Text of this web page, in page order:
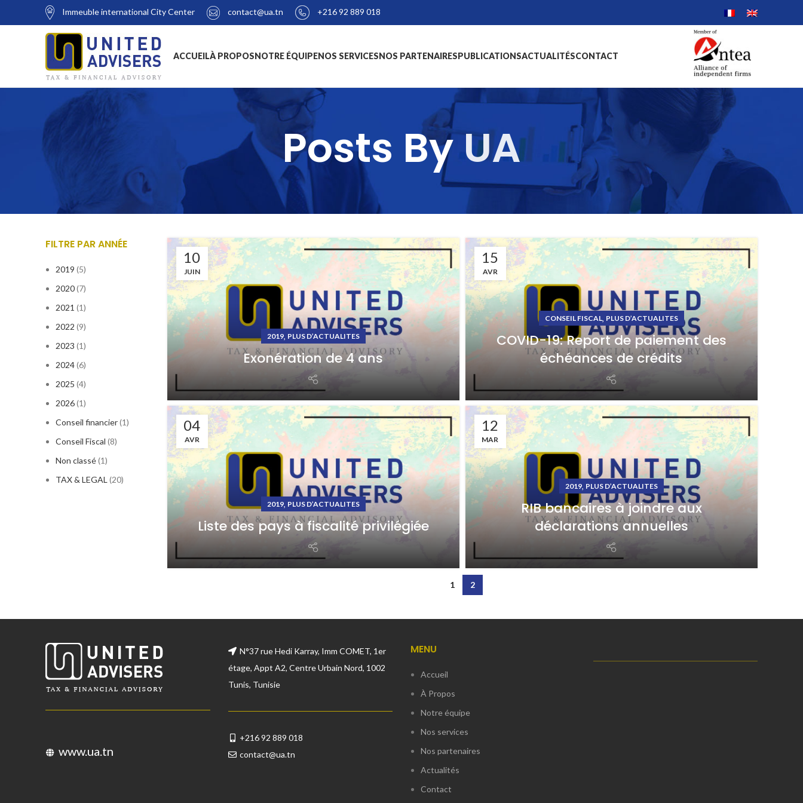
Immeuble international City Center contact@ua.tn +216 92 889 018
ACCUEILÀ PROPOSNOTRE ÉQUIPENOS SERVICESNOS PARTENAIRESPUBLICATIONSACTUALITÉSCONTACT
Posts ByUA
10
JUIN
2019, PLUS D’ACTUALITES
Exonération de 4 ans
15
AVR
CONSEIL FISCAL, PLUS D’ACTUALITES
COVID-19: Report de paiement des
échéances de crédits
04
AVR
2019, PLUS D’ACTUALITES
Liste des pays à fiscalité privilégiée
12
MAR
2019, PLUS D’ACTUALITES
RIB bancaires à joindre aux
déclarations annuelles
1 2
FILTRE PAR ANNÉE
2019 (5)
2020(7)
2021 (1)
2022 (9)
2023 (1)
2024(6)
2025 (4)
2026(1)
Conseil financier(1)
Conseil Fiscal (8)
Non classé(1)
TAX & LEGAL (20)
www.ua.tn
N°37 rue Hedi Karray, Imm COMET, 1er
étage, Appt A2, Centre Urbain Nord, 1002
Tunis, Tunisie
+216 92 889 018
contact@ua.tn
MENU
Accueil
À Propos
Notre équipe
Nos services
Nos partenaires
Actualités
Contact